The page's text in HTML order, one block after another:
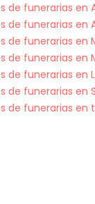
de funerarias en
de funerarias en
de funerarias en
de funerarias en
de funerarias en
de funerarias en
de funerarias en